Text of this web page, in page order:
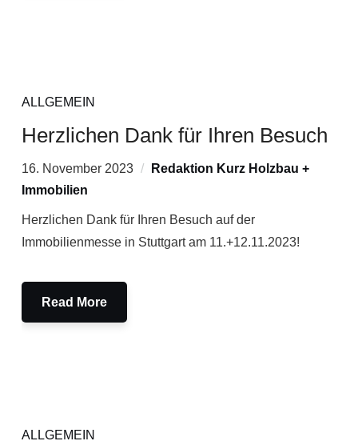
ALLGEMEIN
Herzlichen Dank für Ihren Besuch
16. November 2023
Redaktion Kurz Holzbau +
Immobilien
Herzlichen Dank für Ihren Besuch auf der
Immobilienmesse in Stuttgart am 11.+12.11.2023!
Read More
ALLGEMEIN